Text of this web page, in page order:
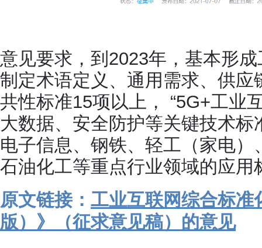
意见要求，到2023年，基本形
制定术语定义、通用需求、供
共性标准15项以上， “5G+工业
大数据、安全防护等关键技术
电子信息、钢铁、轻工（家电
石油化工等重点行业领域的应用
原文链接： 工业互联网综合标准
版）》（征求意见稿）的意见